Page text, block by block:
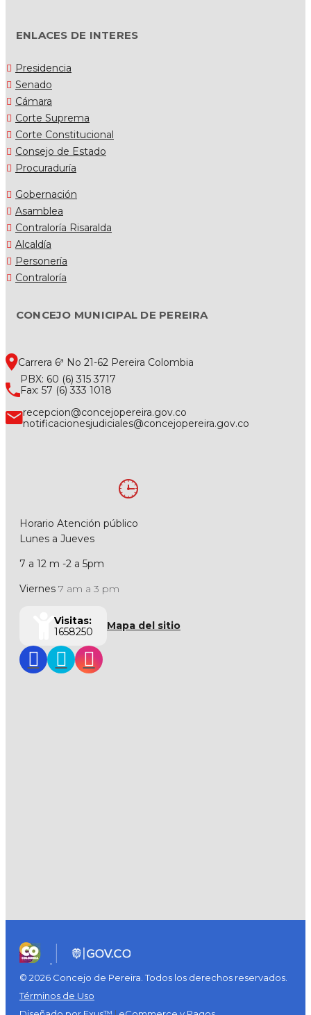
ENLACES DE INTERES
Presidencia
Senado
Cámara
Corte Suprema
Corte Constitucional
Consejo de Estado
Procuraduría
Gobernación
Asamblea
Contraloría Risaralda
Alcaldía
Personería
Contraloría
CONCEJO MUNICIPAL DE PEREIRA
Carrera 6ª No 21-62 Pereira Colombia
PBX: 60 (6) 315 3717
Fax: 57 (6) 333 1018
recepcion@concejopereira.gov.co
notificacionesjudiciales@concejopereira.gov.co
Horario Atención público
Lunes a Jueves
7 a 12 m -2 a 5pm
Viernes 7 am a 3 pm
Visitas:
1658250
Mapa del sitio
© 2026 Concejo de Pereira. Todos los derechos reservados.
Términos de Uso